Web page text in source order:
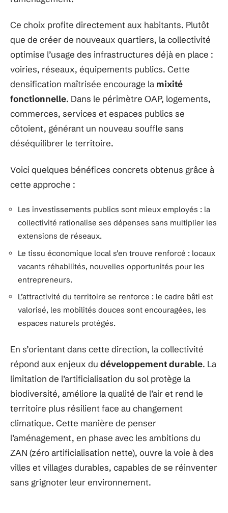
Ce choix profite directement aux habitants. Plutôt
que de créer de nouveaux quartiers, la collectivité
optimise l’usage des infrastructures déjà en place :
voiries, réseaux, équipements publics. Cette
densification maîtrisée encourage la mixité
fonctionnelle. Dans le périmètre OAP, logements,
commerces, services et espaces publics se
côtoient, générant un nouveau souffle sans
déséquilibrer le territoire.
Voici quelques bénéfices concrets obtenus grâce à
cette approche :
Les investissements publics sont mieux employés : la
collectivité rationalise ses dépenses sans multiplier les
extensions de réseaux.
Le tissu économique local s’en trouve renforcé : locaux
vacants réhabilités, nouvelles opportunités pour les
entrepreneurs.
L’attractivité du territoire se renforce : le cadre bâti est
valorisé, les mobilités douces sont encouragées, les
espaces naturels protégés.
En s’orientant dans cette direction, la collectivité
répond aux enjeux du développement durable. La
limitation de l’artificialisation du sol protège la
biodiversité, améliore la qualité de l’air et rend le
territoire plus résilient face au changement
climatique. Cette manière de penser
l’aménagement, en phase avec les ambitions du
ZAN (zéro artificialisation nette), ouvre la voie à des
villes et villages durables, capables de se réinventer
sans grignoter leur environnement.